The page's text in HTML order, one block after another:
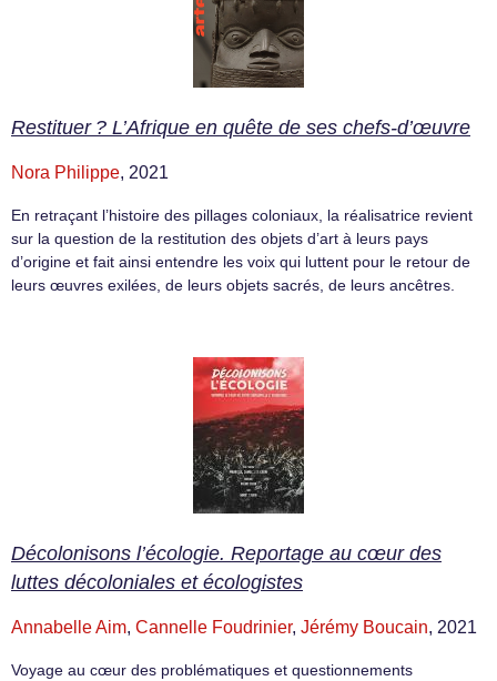
Restituer ? L’Afrique en quête de ses chefs-d’œuvre
Nora Philippe, 2021
En retraçant l’histoire des pillages coloniaux, la réalisatrice revient
sur la question de la restitution des objets d’art à leurs pays
d’origine et fait ainsi entendre les voix qui luttent pour le retour de
leurs œuvres exilées, de leurs objets sacrés, de leurs ancêtres.
Décolonisons l’écologie. Reportage au cœur des
luttes décoloniales et écologistes
Annabelle Aim, Cannelle Foudrinier, Jérémy Boucain, 2021
Voyage au cœur des problématiques et questionnements